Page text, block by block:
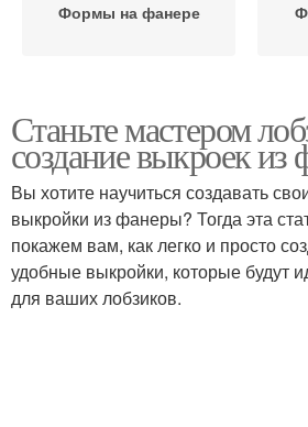
Формы на фанере
Фанеры для выкроек
Станьте мастером
создание выкроек из
Вы хотите научиться создавать
выкройки из фанеры? Тогда эта
покажем вам, как легко и просто
удобные выкройки, которые будут
для ваших лобзиков.